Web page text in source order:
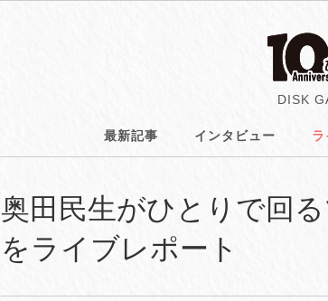
DISK
最新記事 インタビュー
奥田民生がひとりで回
をライブレポート